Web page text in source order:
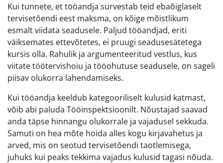
Kui tunnete, et tööandja survestab teid ebaõiglaselt
tervisetõendi eest maksma, on kõige mõistlikum
esmalt viidata seadusele. Paljud tööandjad, eriti
väiksemates ettevõtetes, ei pruugi seadusesätetega
kursis olla. Rahulik ja argumenteeritud vestlus, kus
viitate töötervishoiu ja tööohutuse seadusele, on sageli
piisav olukorra lahendamiseks.
Kui tööandja keeldub kategooriliselt kulusid katmast,
võib abi paluda Tööinspektsioonilt. Nõustajad saavad
anda täpse hinnangu olukorrale ja vajadusel sekkuda.
Samuti on hea mõte hoida alles kogu kirjavahetus ja
arved, mis on seotud tervisetõendi taotlemisega,
juhuks kui peaks tekkima vajadus kulusid tagasi nõuda.